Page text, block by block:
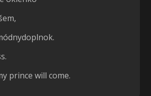
prince will come.